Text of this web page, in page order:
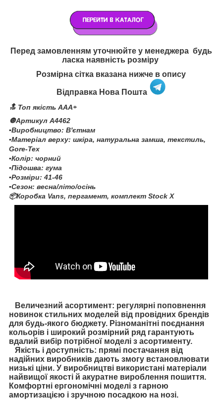
Перед замовленням уточнюйте у менеджера будь
ласка наявність розміру
Розмірна сітка вказана нижче в опису
Відправка Нова Пошта
🔝 Топ якість AAA+
🔘Артикул A4462
▪️Виробництво: В'єтнам
▪️Матеріал верху: шкіра, натуральна замша, текстиль,
Gore-Tex
▪️Колір: чорний
▪️Підошва: гума
▪️Розміри: 41-46
▪️Сезон: весна/літо/осінь
📦Коробка Vans, пергамент, комплект Stock X
Величезний асортимент: регулярні поповнення
новинок стильних моделей від провідних брендів
для будь-якого бюджету. Різноманітні поєднання
кольорів і широкий розмірний ряд гарантують
вдалий вибір потрібної моделі з асортименту.
Якість і доступність: прямі постачання від
надійних виробників дають змогу встановлювати
низькі ціни. У виробництві використані матеріали
найвищої якості й акуратне вироблення пошиття.
Комфортні ергономічні моделі з гарною
амортизацією і зручною посадкою на нозі.